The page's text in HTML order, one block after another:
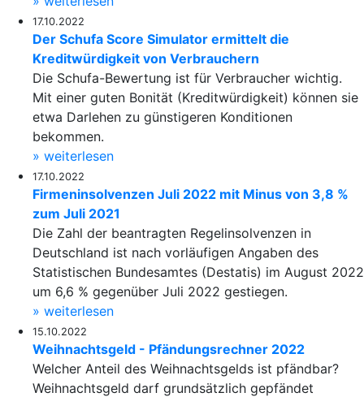
17.10.2022
Der Schufa Score Simulator ermittelt die
Kreditwürdigkeit von Verbrauchern
Die Schufa-Bewertung ist für Verbraucher wichtig.
Mit einer guten Bonität (Kreditwürdigkeit) können sie
etwa Darlehen zu günstigeren Konditionen
bekommen.
» weiterlesen
17.10.2022
Firmeninsolvenzen Juli 2022 mit Minus von 3,8 %
zum Juli 2021
Die Zahl der beantragten Regelinsolvenzen in
Deutschland ist nach vorläufigen Angaben des
Statistischen Bundesamtes (Destatis) im August 2022
um 6,6 % gegenüber Juli 2022 gestiegen.
» weiterlesen
15.10.2022
Weihnachtsgeld - Pfändungsrechner 2022
Welcher Anteil des Weihnachtsgelds ist pfändbar?
Weihnachtsgeld darf grundsätzlich gepfändet